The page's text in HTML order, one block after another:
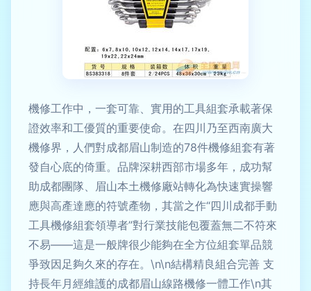
機修工作中，一套可靠、實用的工具組套承載著保
證效率和工優質的重要使命。在四川乃至西南廣大
機修界，人們對成都眉山制造的78件機修組套有著
發自心底的倚重。品牌深耕西部市場多年，成功幫
助成都團隊、眉山本土機修廠站轉化為快速實操響
應與高產達應的符號產物，其當之作“四川成都手動
工具機修組套領導者”對行業技能包覆蓋無二不符來
不易——這是一般牌很少能夠在全方位組套單品競
爭致因足夠久來的存在。\n\n結構精良組合完善 支
持長年月經維護的成都眉山線路機修一體工作\n其